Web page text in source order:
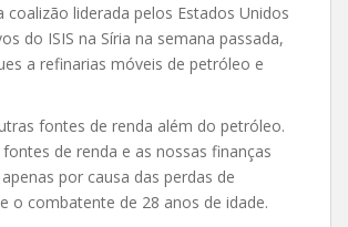
coalizão liderada pelos Estados Unidos
do ISIS na Síria na semana passada,
a refinarias móveis de petróleo e
fontes de renda além do petróleo.
de renda e as nossas finanças
por causa das perdas de
o combatente de 28 anos de idade.